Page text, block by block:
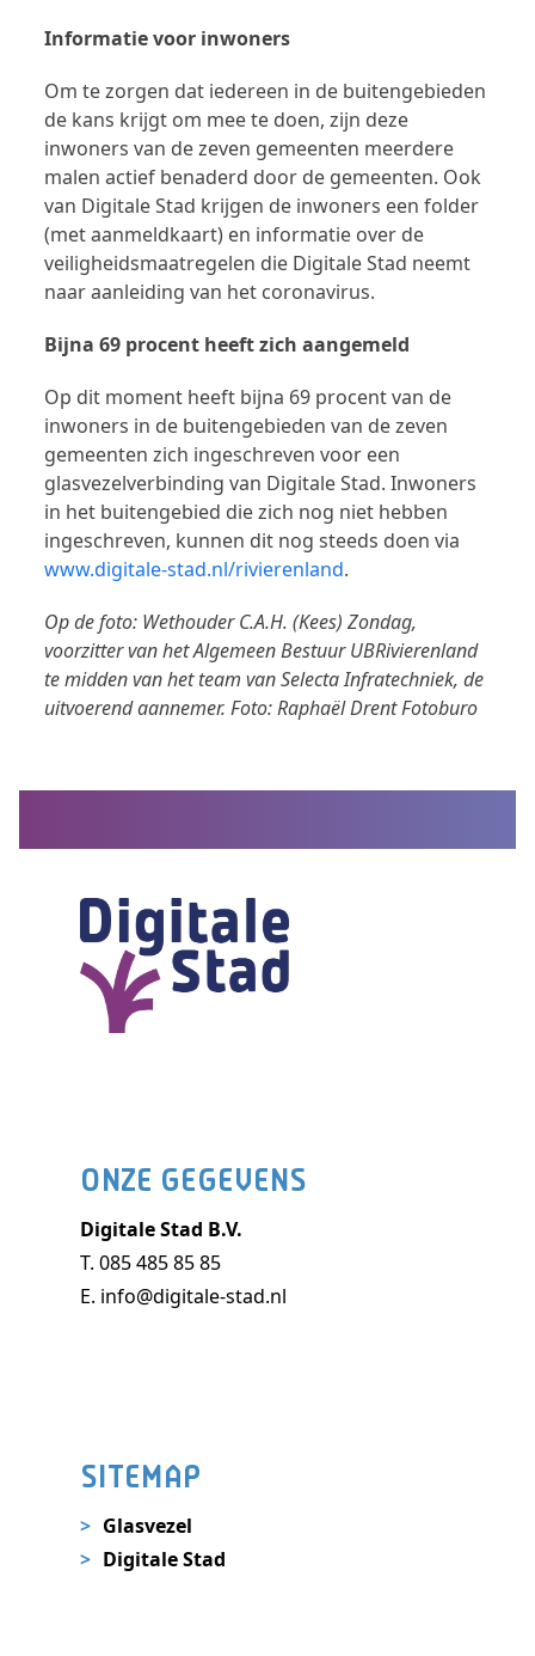
Informatie voor inwoners
Om te zorgen dat iedereen in de buitengebieden
de kans krijgt om mee te doen, zijn deze
inwoners van de zeven gemeenten meerdere
malen actief benaderd door de gemeenten. Ook
van Digitale Stad krijgen de inwoners een folder
(met aanmeldkaart) en informatie over de
veiligheidsmaatregelen die Digitale Stad neemt
naar aanleiding van het coronavirus.
Bijna 69 procent heeft zich aangemeld
Op dit moment heeft bijna 69 procent van de
inwoners in de buitengebieden van de zeven
gemeenten zich ingeschreven voor een
glasvezelverbinding van Digitale Stad. Inwoners
in het buitengebied die zich nog niet hebben
ingeschreven, kunnen dit nog steeds doen via
www.digitale-stad.nl/rivierenland.
Op de foto: Wethouder C.A.H. (Kees) Zondag,
voorzitter van het Algemeen Bestuur UBRivierenland
te midden van het team van Selecta Infratechniek, de
uitvoerend aannemer. Foto: Raphaël Drent Fotoburo
ONZE GEGEVENS
Digitale Stad B.V.
T. 085 485 85 85
E. info@digitale-stad.nl
SITEMAP
Glasvezel
Digitale Stad